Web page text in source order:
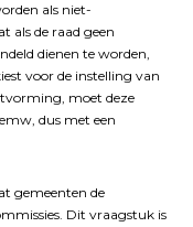
als niet-
als de raad geen
dienen te worden,
voor de instelling van
moet deze
dus met een
gemeenten de
Dit vraagstuk is